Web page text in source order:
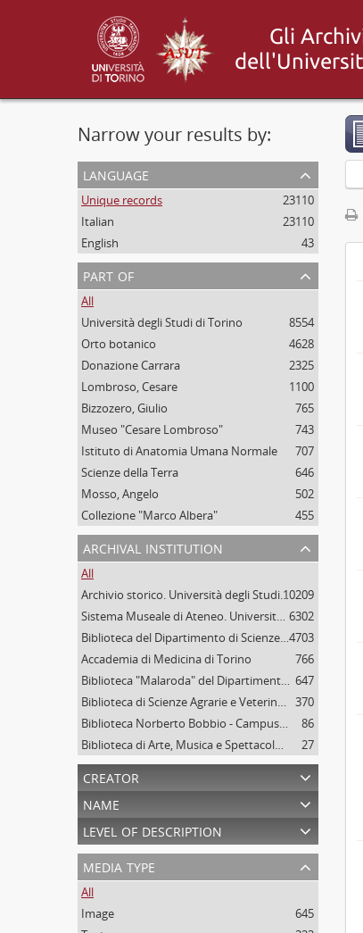
Narrow your results by:
language
Unique records
23110
Italian
23110
English
43
part of
All
Università degli Studi di Torino
8554
Orto botanico
4628
Donazione Carrara
2325
Lombroso, Cesare
1100
Bizzozero, Giulio
765
Museo "Cesare Lombroso"
743
Istituto di Anatomia Umana Normale
707
Scienze della Terra
646
Mosso, Angelo
502
Collezione "Marco Albera"
455
archival institution
All
Archivio storico. Università degli Studi di Torino10209
Sistema Museale di Ateneo. Università degli Studi di Torino 6302
Biblioteca del Dipartimento di Scienze della vita e Biologia dei sistemi. Sede di Biologia vegetale. Università degli studi di Torino4703
Accademia di Medicina di Torino
766
Biblioteca "Malaroda" del Dipartimento di Scienze della Terra. Università degli Studi di Torino 647
Biblioteca di Scienze Agrarie e Veterinarie. Università degli Studi di Torino
370
Biblioteca Norberto Bobbio - Campus "Luigi Einaudi", Università degli Studi di Torino
86
Biblioteca di Arte, Musica e Spettacolo. Università degli Studi di Torino
27
creator
name
level of description
media type
All
Image
645